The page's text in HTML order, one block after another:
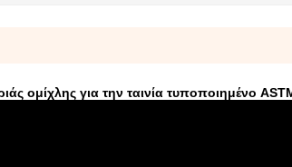
ομίχλης για την ταινία τυποποιημένο